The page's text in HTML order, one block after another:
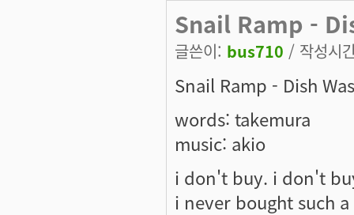
Snail Ramp -
글쓴이: bus710 / 작성시
Snail Ramp - Dish
words: takemura
music: akio
i don't buy. i don't
i never bought such